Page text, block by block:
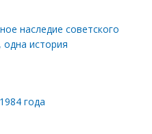
наследие советского
одна история
года